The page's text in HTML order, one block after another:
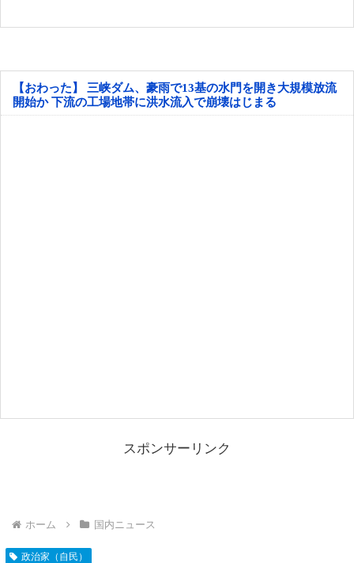
【おわった】 三峡ダム、豪雨で13基の水門を開き大規模放流
開始か 下流の工場地帯に洪水流入で崩壊はじまる
スポンサーリンク
ホーム 国内ニュース
政治家（自民）